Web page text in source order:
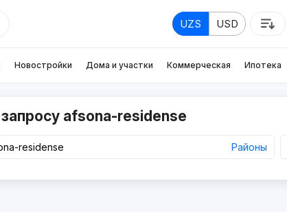
UZS USD
Новостройки Дома и участки Коммерческая Ипотека
afsona-residense
Районы